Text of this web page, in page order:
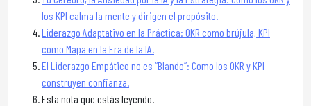
los KPI calma la mente y dirigen el propósito.
Liderazgo Adaptativo en la Práctica: OKR como brújula, KPI
como Mapa en la Era de la IA.
El Liderazgo Empático no es “Blando”: Como los OKR y KPI
construyen confianza.
Esta nota que estás leyendo.